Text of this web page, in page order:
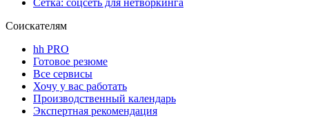
Сетка: соцсеть для нетворкинга
Соискателям
hh PRO
Готовое резюме
Все сервисы
Хочу у вас работать
Производственный календарь
Экспертная рекомендация